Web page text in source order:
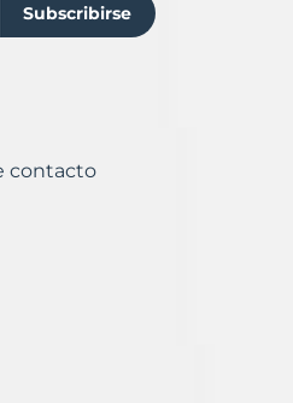
Subscribirse
contacto